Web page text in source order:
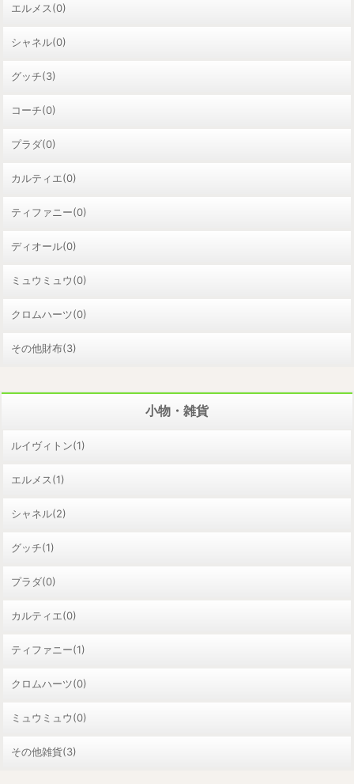
エルメス(0)
シャネル(0)
グッチ(3)
コーチ(0)
プラダ(0)
カルティエ(0)
ティファニー(0)
ディオール(0)
ミュウミュウ(0)
クロムハーツ(0)
その他財布(3)
小物・雑貨
ルイヴィトン(1)
エルメス(1)
シャネル(2)
グッチ(1)
プラダ(0)
カルティエ(0)
ティファニー(1)
クロムハーツ(0)
ミュウミュウ(0)
その他雑貨(3)